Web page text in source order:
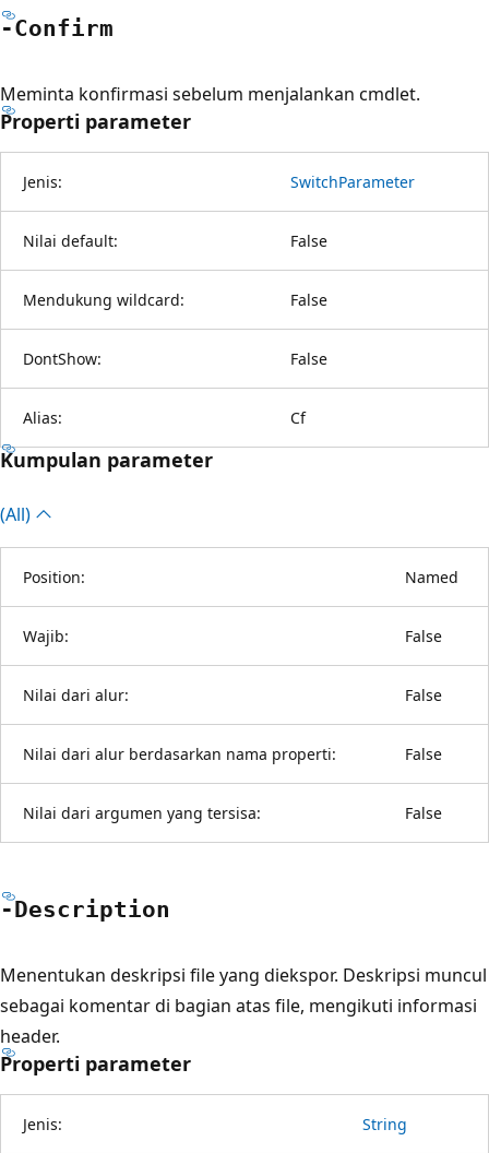
-Confirm
Meminta konfirmasi sebelum menjalankan cmdlet.
Properti parameter
Jenis: SwitchParameter
Nilai default: False
Mendukung wildcard: False
DontShow: False
Alias: Cf
Kumpulan parameter
(All)
Position: Named
Wajib: False
Nilai dari alur: False
Nilai dari alur berdasarkan nama properti: False
Nilai dari argumen yang tersisa: False
-Description
Menentukan deskripsi file yang diekspor. Deskripsi muncul
sebagai komentar di bagian atas file, mengikuti informasi
header.
Properti parameter
Jenis: String